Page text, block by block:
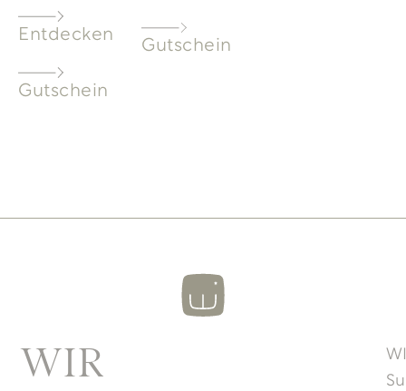
Entdecken
Gutschein
Gutschein
WIR